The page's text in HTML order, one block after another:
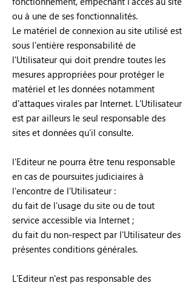
ou à une de ses fonctionnalités.
Le matériel de connexion au site utilisé est
sous l'entière responsabilité de
l'Utilisateur qui doit prendre toutes les
mesures appropriées pour protéger le
matériel et les données notamment
d'attaques virales par Internet. L'Utilisateur
est par ailleurs le seul responsable des
sites et données qu'il consulte.
l'Editeur ne pourra être tenu responsable
en cas de poursuites judiciaires à
l'encontre de l'Utilisateur :
du fait de l'usage du site ou de tout
service accessible via Internet ;
du fait du non-respect par l'Utilisateur des
présentes conditions générales.
L'Editeur n'est pas responsable des